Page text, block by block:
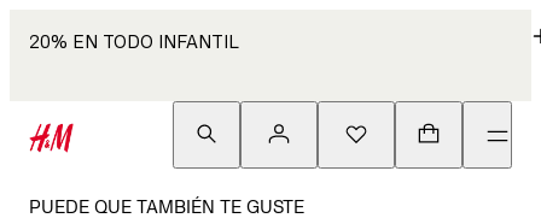
20% EN TODO INFANTIL
PUEDE QUE TAMBIÉN TE GUSTE